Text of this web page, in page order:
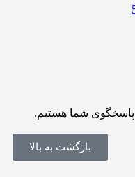
بازگشت به بالا